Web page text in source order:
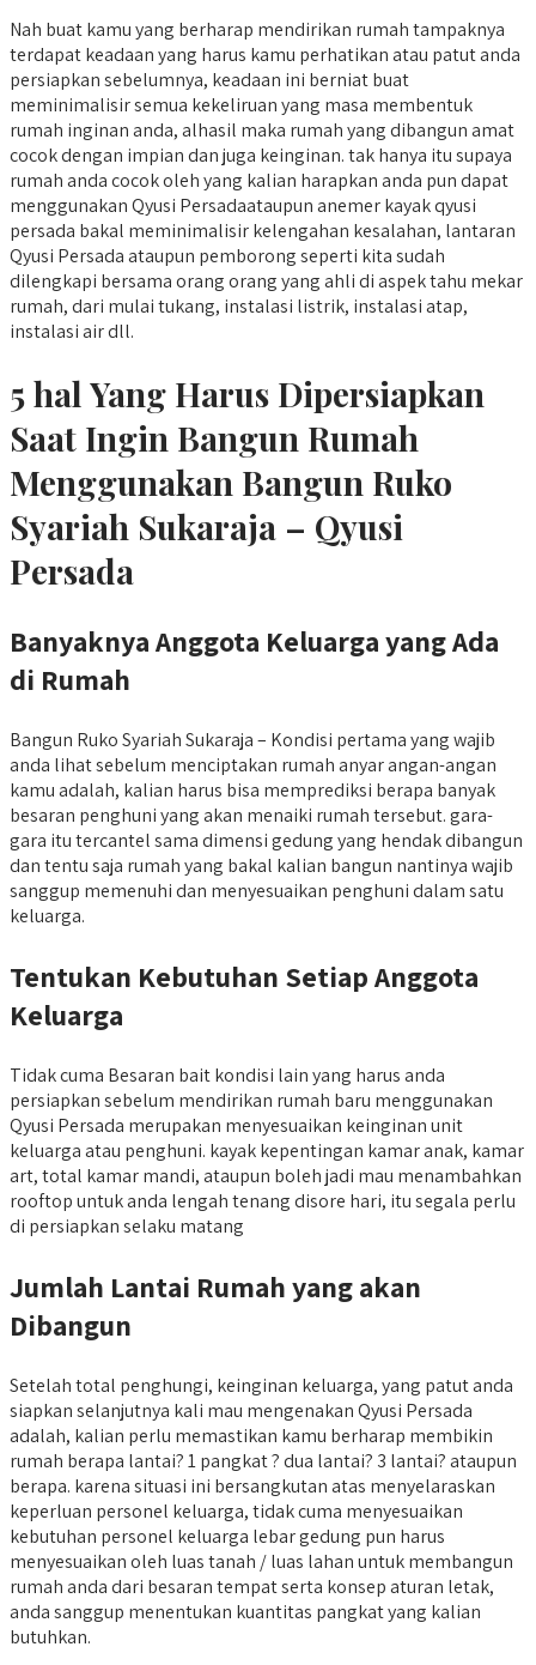
Nah buat kamu yang berharap mendirikan rumah tampaknya
terdapat keadaan yang harus kamu perhatikan atau patut anda
persiapkan sebelumnya, keadaan ini berniat buat
meminimalisir semua kekeliruan yang masa membentuk
rumah inginan anda, alhasil maka rumah yang dibangun amat
cocok dengan impian dan juga keinginan. tak hanya itu supaya
rumah anda cocok oleh yang kalian harapkan anda pun dapat
menggunakan Qyusi Persadaataupun anemer kayak qyusi
persada bakal meminimalisir kelengahan kesalahan, lantaran
Qyusi Persada ataupun pemborong seperti kita sudah
dilengkapi bersama orang orang yang ahli di aspek tahu mekar
rumah, dari mulai tukang, instalasi listrik, instalasi atap,
instalasi air dll.
5 hal Yang Harus Dipersiapkan
Saat Ingin Bangun Rumah
Menggunakan Bangun Ruko
Syariah Sukaraja – Qyusi
Persada
Banyaknya Anggota Keluarga yang Ada
di Rumah
Bangun Ruko Syariah Sukaraja – Kondisi pertama yang wajib
anda lihat sebelum menciptakan rumah anyar angan-angan
kamu adalah, kalian harus bisa memprediksi berapa banyak
besaran penghuni yang akan menaiki rumah tersebut. gara-
gara itu tercantel sama dimensi gedung yang hendak dibangun
dan tentu saja rumah yang bakal kalian bangun nantinya wajib
sanggup memenuhi dan menyesuaikan penghuni dalam satu
keluarga.
Tentukan Kebutuhan Setiap Anggota
Keluarga
Tidak cuma Besaran bait kondisi lain yang harus anda
persiapkan sebelum mendirikan rumah baru menggunakan
Qyusi Persada merupakan menyesuaikan keinginan unit
keluarga atau penghuni. kayak kepentingan kamar anak, kamar
art, total kamar mandi, ataupun boleh jadi mau menambahkan
rooftop untuk anda lengah tenang disore hari, itu segala perlu
di persiapkan selaku matang
Jumlah Lantai Rumah yang akan
Dibangun
Setelah total penghungi, keinginan keluarga, yang patut anda
siapkan selanjutnya kali mau mengenakan Qyusi Persada
adalah, kalian perlu memastikan kamu berharap membikin
rumah berapa lantai? 1 pangkat ? dua lantai? 3 lantai? ataupun
berapa. karena situasi ini bersangkutan atas menyelaraskan
keperluan personel keluarga, tidak cuma menyesuaikan
kebutuhan personel keluarga lebar gedung pun harus
menyesuaikan oleh luas tanah / luas lahan untuk membangun
rumah anda dari besaran tempat serta konsep aturan letak,
anda sanggup menentukan kuantitas pangkat yang kalian
butuhkan.